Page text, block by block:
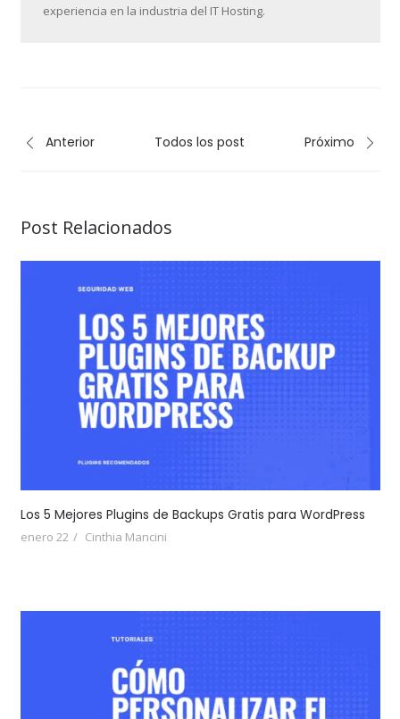
experiencia en la industria del IT Hosting.
Anterior Todos los post Próximo
Post Relacionados
Los 5 Mejores Plugins de Backups Gratis para WordPress
enero 22 Cinthia Mancini